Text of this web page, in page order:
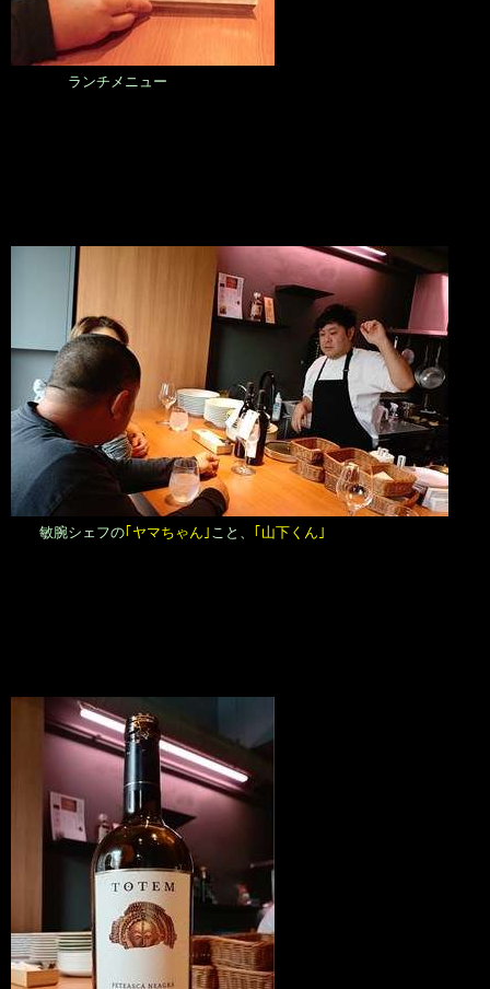
ランチメニュー
敏腕シェフの｢ヤマちゃん｣ こと、 ｢山下くん｣